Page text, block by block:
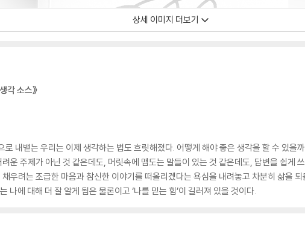
상세 이미지 더보기
각 소스》
내뱉는 우리는 이제 생각하는 법도 흐릿해졌다. 어떻게 해야 좋은 생각을 할 수 있을
운 주제가 아닌 것 같은데도, 머릿속에 맴도는 말들이 있는 것 같은데도, 답변을 쉽게
우려는 조급한 마음과 참신한 이야기를 떠올리겠다는 욕심을 내려놓고 차분히 삶을
나에 대해 더 잘 알게 됨은 물론이고 ‘나를 믿는 힘’이 길러져 있을 것이다.